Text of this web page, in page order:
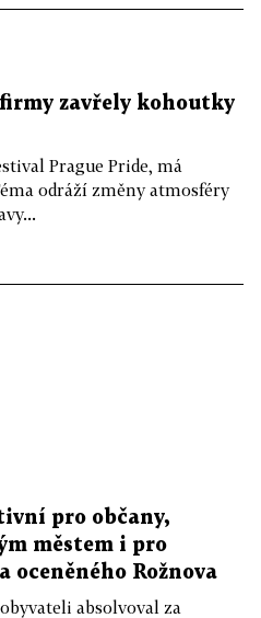
firmy zavřely kohoutky
Prague Pride, má
odráží změny atmosféry
pro občany,
městem i pro
oceněného Rožnova
absolvoval za